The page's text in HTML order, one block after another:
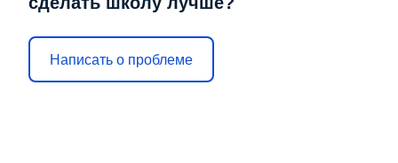
Написать о проблеме